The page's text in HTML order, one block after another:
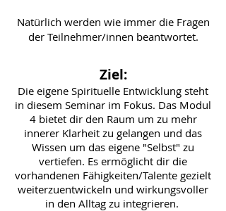
Natürlich werden wie immer die Fragen
der Teilnehmer/innen beantwortet.
Ziel:
Die eigene Spirituelle Entwicklung steht
in diesem Seminar im Fokus. Das Modul
4 bietet dir den Raum um zu mehr
innerer Klarheit zu gelangen und das
Wissen um das eigene "Selbst" zu
vertiefen. Es ermöglicht dir die
vorhandenen Fähigkeiten/Talente gezielt
weiterzuentwickeln und wirkungsvoller
in den Alltag zu integrieren.